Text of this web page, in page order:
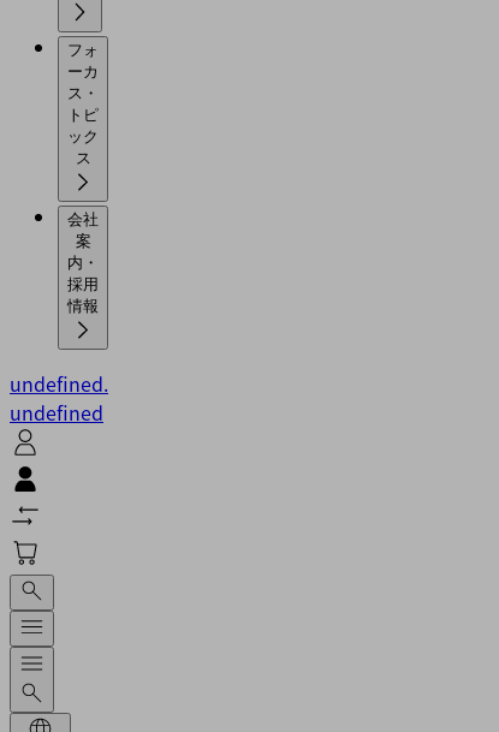
フォ
ーカ
ス・
トピ
ック
会社
案
内・
採用
情報
undefined.
undefined